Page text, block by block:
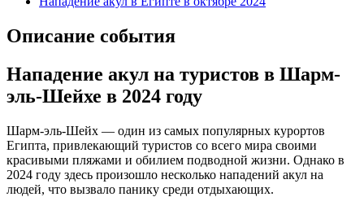
Описание события
Нападение акул на туристов в Шарм-
эль-Шейхе в 2024 году
Шарм-эль-Шейх — один из самых популярных курортов
Египта, привлекающий туристов со всего мира своими
красивыми пляжами и обилием подводной жизни. Однако в
2024 году здесь произошло несколько нападений акул на
людей, что вызвало панику среди отдыхающих.